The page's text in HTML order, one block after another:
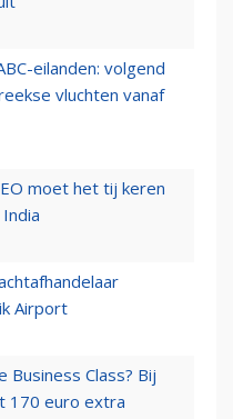
eilanden: volgend
vluchten vanaf
moet het tij keren
Airport
Business Class? Bij
170 euro extra